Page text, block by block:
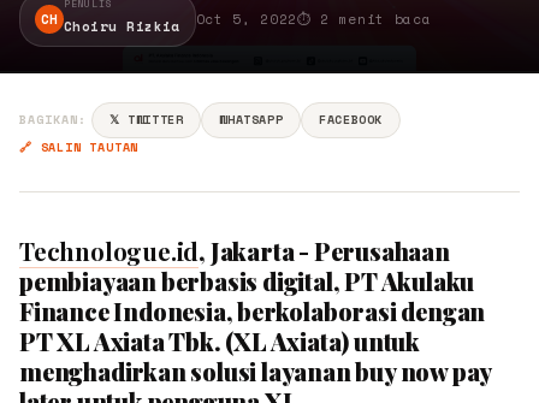
CH
PENULIS
Choiru Rizkia Oct 5, 2022⏱ 2 menit baca
BAGIKAN: 𝕏 TWITTER WHATSAPP
FACEBOOK
🔗 SALIN TAUTAN
Technologue.id, Jakarta - Perusahaan
pembiayaan berbasis digital, PT Akulaku
Finance Indonesia, berkolaborasi dengan
PT XL Axiata Tbk. (XL Axiata) untuk
menghadirkan solusi layanan buy now pay